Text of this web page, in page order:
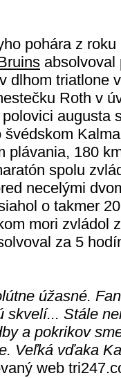
pohára z roku
absolvoval
dlhom triatlone v
Roth v
augusta
švédskom
plávania, 180
spolu
necelými
o takmer
mori zvládol
za 5
úžasné.
skvelí... Stále
a pokrikov
Veľká vďaka
web